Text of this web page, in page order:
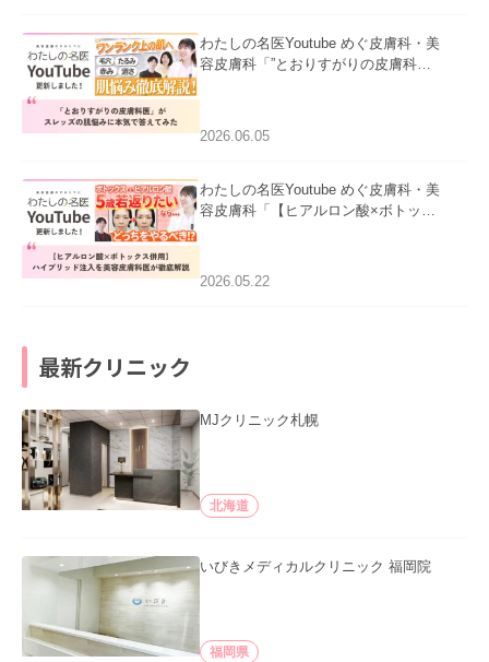
わたしの名医Youtube めぐ皮膚科・美
容皮膚科「”とおりすがりの皮膚科
2026.06.05
わたしの名医Youtube めぐ皮膚科・美
容皮膚科「【ヒアルロン酸×ボトック
た。
2026.05.22
最新クリニック
MJクリニック札幌
北海道
いびきメディカルクリニック 福岡院
福岡県